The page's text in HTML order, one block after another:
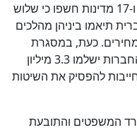
הביצים, משרד המשפטים האמריקאי ו-17 מדינות חשפו כי שלוש
תיאמו ביניהן מהלכים
כעת, במסגרת
הסדר פשרה שהוגש לבית המשפט, החברות ישלמו 3.3 מיליון
לצד התחייבות להפסיק את השיטות
המשפטים והתובעת